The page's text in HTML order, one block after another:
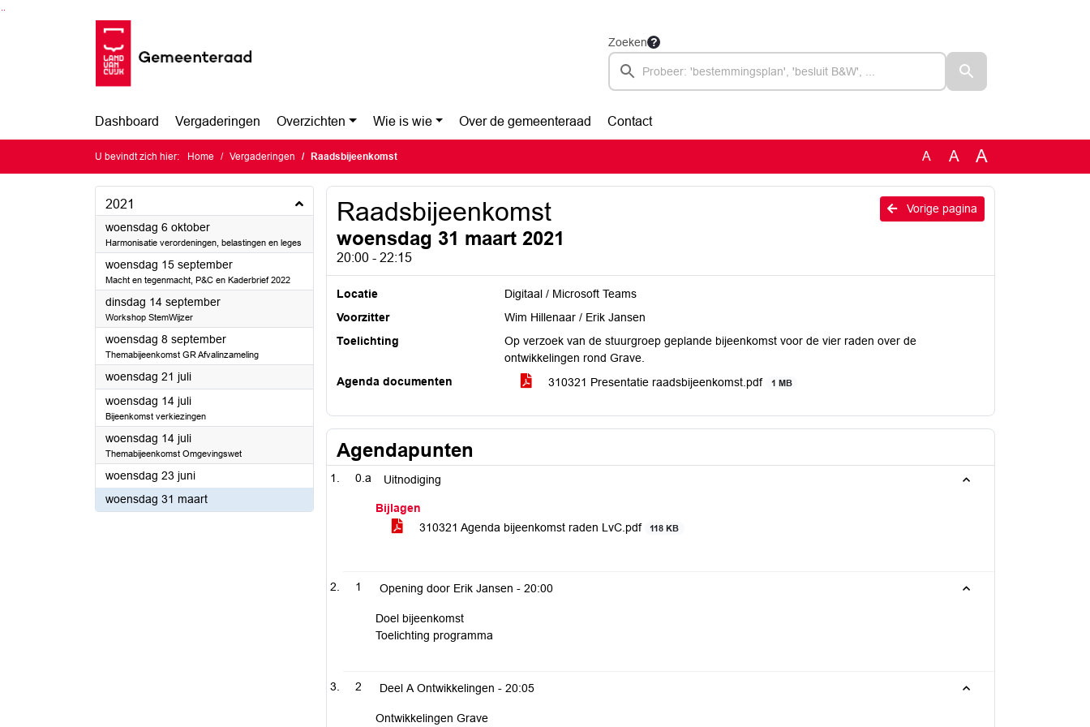
Ga naar de inhoud van deze pagina
Ga naar het zoeken
Ga naar het menu
Zoeken
Dashboard Vergaderingen Overzichten Wie is wie Over de gemeenteraad Contact
U bevindt zich hier: Home Vergaderingen Raadsbijeenkomst A A A
2021
woensdag 6 oktober2021
Harmonisatie verordeningen, belastingen en leges
woensdag 15 september2021
Macht en tegenmacht, P&C en Kaderbrief 2022
dinsdag 14 september2021
Workshop StemWijzer
woensdag 8 september2021
Themabijeenkomst GR Afvalinzameling
woensdag 21 juli2021
woensdag 14 juli2021
Bijeenkomst verkiezingen
woensdag 14 juli2021
Themabijeenkomst Omgevingswet
woensdag 23 juni2021
woensdag 31 maart2021
Vorige pagina
Raadsbijeenkomst
woensdag 31 maart 2021
20:00 - 22:15
Locatie
Digitaal / Microsoft Teams
Voorzitter
Wim Hillenaar / Erik Jansen
Toelichting
Op verzoek van de stuurgroep geplande bijeenkomst voor de vier raden over de
ontwikkelingen rond Grave.
Agenda documenten
310321 Presentatie raadsbijeenkomst.pdf 1 MB
Agendapunten
0.a Uitnodiging
Bijlagen
310321 Agenda bijeenkomst raden LvC.pdf
118 KB
1 Opening door Erik Jansen - 20:00
Doel bijeenkomst
Toelichting programma
2 Deel A Ontwikkelingen - 20:05
Ontwikkelingen Grave